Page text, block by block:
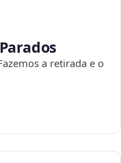
a retirada e o